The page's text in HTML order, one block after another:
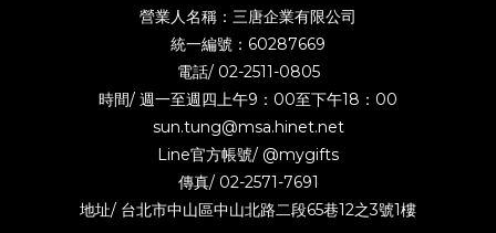
營業人名稱：三唐企業有限公司
統一編號：60287669
電話/ 02-2511-0805
時間/ 週一至週四上午9：00至下午18：00
sun.tung@msa.hinet.net
Line官方帳號/ @mygifts
傳真/ 02-2571-7691
地址/ 台北市中山區中山北路二段65巷12之3號1樓